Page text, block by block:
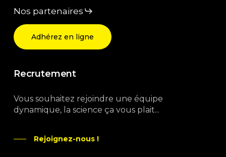
Nos partenaires
Adhérez en ligne
Recrutement
Vous souhaitez rejoindre une équipe
dynamique, la science ça vous plait...
Rejoignez-nous !